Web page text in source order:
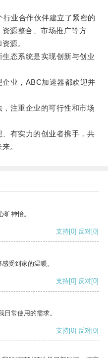
业合作伙伴建立了紧密的
源整合、市场推广等方
源。
态系统是实现创新与创业
业，ABC加速器都欢迎并
注重企业的可行性和市场
有实力的创业者携手，共
。
神怡。
支持[0] 反对[0]
受到家的温暖。
支持[0] 反对[0]
常使用的需求。
支持[0] 反对[0]